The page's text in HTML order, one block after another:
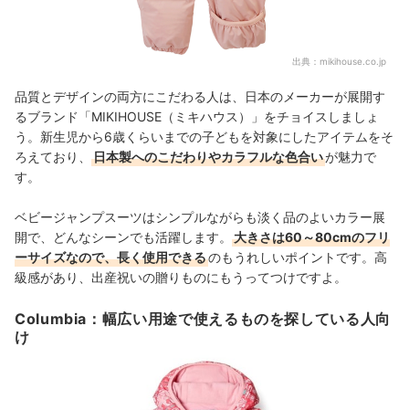
出典： mikihouse.co.jp
品質とデザインの両方にこだわる人は、日本のメーカーが展開す
るブランド「MIKIHOUSE（ミキハウス）」をチョイスしましょ
う。新生児から6歳くらいまでの子どもを対象にしたアイテムをそ
ろえており、
日本製へのこだわりやカラフルな色合いが魅力で
す。
ベビージャンプスーツはシンプルながらも淡く品のよいカラー展
開で、どんなシーンでも活躍します。
大きさは60～80cmのフリ
ーサイズなので、長く使用できるのもうれしいポイントです。高
級感があり、出産祝いの贈りものにもうってつけですよ。
Columbia：幅広い用途で使えるものを探している人向
け